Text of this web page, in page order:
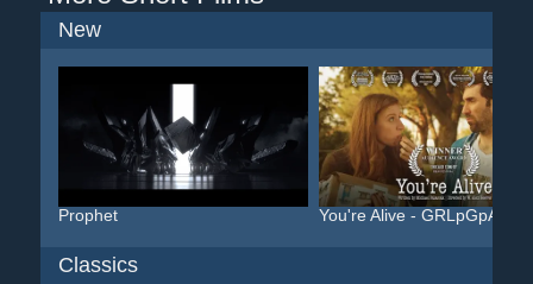
New
Prophet You're Alive - GRLpGpAG
Classics